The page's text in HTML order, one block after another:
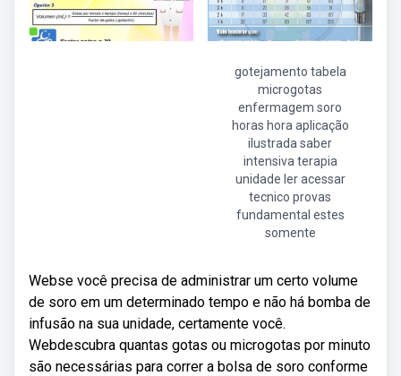
gotejamento tabela
microgotas
enfermagem soro
horas hora aplicação
ilustrada saber
intensiva terapia
unidade ler acessar
tecnico provas
fundamental estes
somente
Webse você precisa de administrar um certo volume
de soro em um determinado tempo e não há bomba de
infusão na sua unidade, certamente você.
Webdescubra quantas gotas ou microgotas por minuto
são necessárias para correr a bolsa de soro conforme